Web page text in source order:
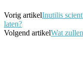
Vorig artikelInutilis
laten?
Volgend artikelWat